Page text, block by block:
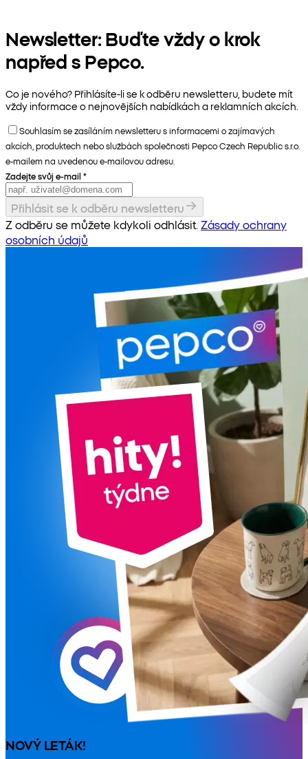
Newsletter: Buďte vždy o krok
napřed s Pepco.
Co je nového? Přihlásíte-li se k odběru newsletteru, budete mít
vždy informace o nejnovějších nabídkách a reklamních akcích.
Souhlasím se zasíláním newsletteru s informacemi o zajímavých
akcích, produktech nebo službách společnosti Pepco Czech Republic s.r.o.
e-mailem na uvedenou e-mailovou adresu.
Zadejte svůj e-mail *
Přihlásit se k odběru newsletteru
Z odběru se můžete kdykoli odhlásit. Zásady ochrany
osobních údajů
NOVÝ LETÁK!